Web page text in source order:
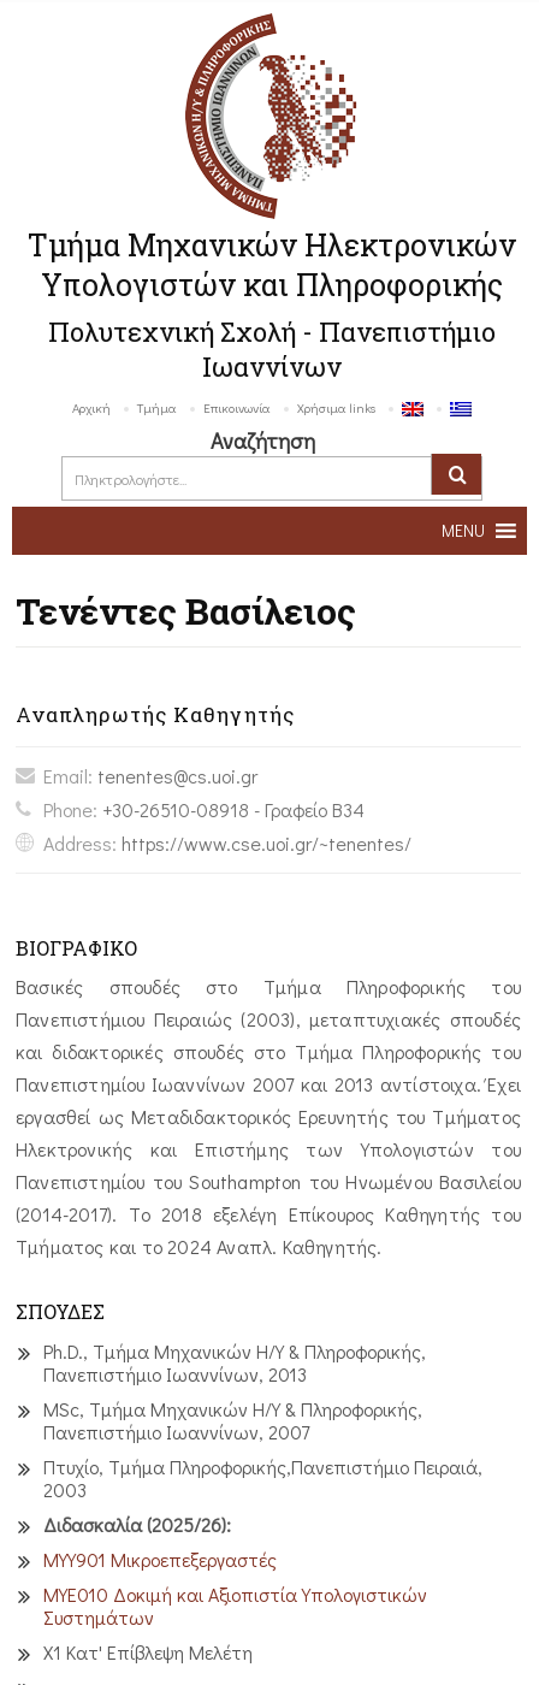
Τμήμα Μηχανικών Ηλεκτρονικών
Υπολογιστών και Πληροφορικής
Πολυτεχνική Σχολή - Πανεπιστήμιο
Ιωαννίνων
Αρχική Τμήμα Επικοινωνία Χρήσιμα links
Αναζήτηση
MENU
Τενέντες Βασίλειος
Αναπληρωτής Καθηγητής
Email: tenentes@cs.uoi.gr
Phone: +30-26510-08918 - Γραφείο Β34
Address: https://www.cse.uoi.gr/~tenentes/
ΒΙΟΓΡΑΦΙΚΟ
Bασικές σπουδές στο Τμήμα Πληροφορικής του
Πανεπιστήμιου Πειραιώς (2003), μεταπτυχιακές σπουδές
και διδακτορικές σπουδές στο Τμήμα Πληροφορικής του
Πανεπιστημίου Ιωαννίνων 2007 και 2013 αντίστοιχα. Έχει
εργασθεί ως Μεταδιδακτορικός Ερευνητής του Τμήματος
Ηλεκτρονικής και Επιστήμης των Υπολογιστών του
Πανεπιστημίου του Southampton του Ηνωμένου Βασιλείου
(2014-2017). Tο 2018 εξελέγη Επίκουρος Καθηγητής του
Τμήματος και το 2024 Αναπλ. Καθηγητής.
ΣΠΟΥΔΕΣ
Ph.D., Τμήμα Μηχανικών Η/Υ & Πληροφορικής,
Πανεπιστήμιο Ιωαννίνων, 2013
MSc, Τμήμα Μηχανικών Η/Υ & Πληροφορικής,
Πανεπιστήμιο Ιωαννίνων, 2007
Πτυχίο, Τμήμα Πληροφορικής,Πανεπιστήμιο Πειραιά,
2003
Διδασκαλία (2025/26):
ΜΥΥ901 Μικροεπεξεργαστές
ΜΥΕ010 Δοκιμή και Αξιοπιστία Υπολογιστικών
Συστημάτων
Χ1 Κατ' Επίβλεψη Μελέτη